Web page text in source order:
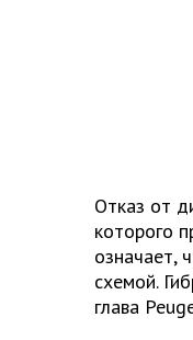
Отказ от
которого
означает,
схемой.
глава